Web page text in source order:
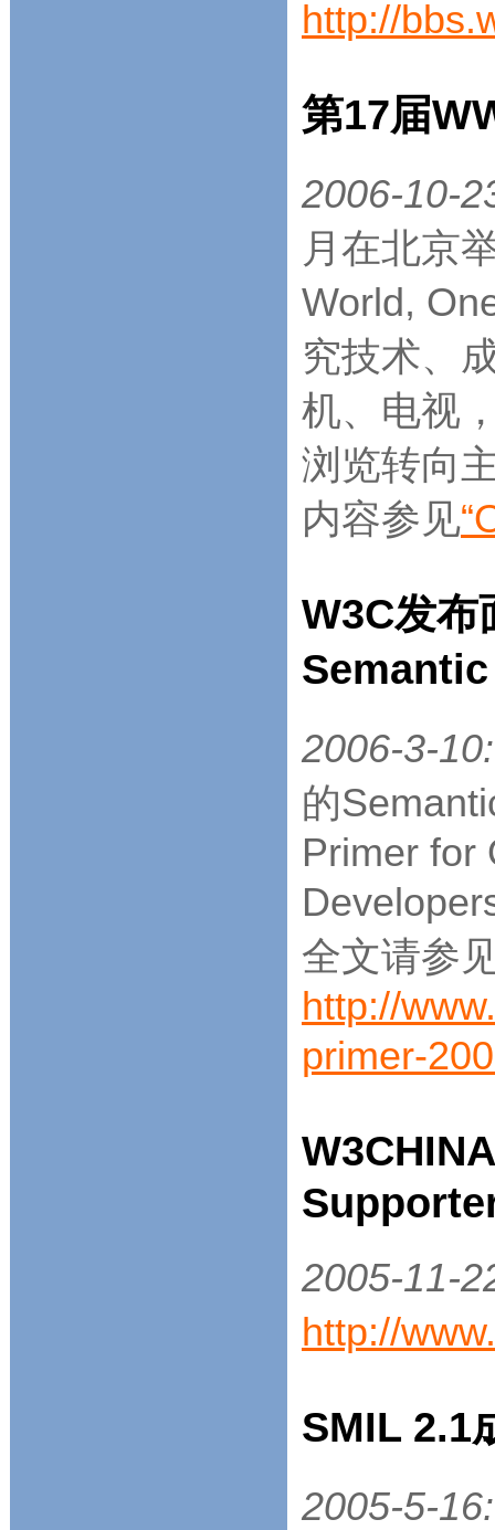
http://
第17届
2006-10-
月在北京
World,
究技术、
机、电视
浏览转向
内容参见
W3C发布
2006-3-10:
的
Primer for
全文请参
http://
primer-
2005-11-
http://
SMIL 2.1
2005-5-16: